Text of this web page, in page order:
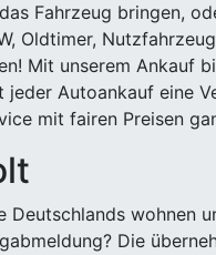
Fahrzeug bringen,
Oldtimer,
Mit unserem Ankauf
Autoankauf eine
mit fairen Preisen
Deutschlands wohnen
Die